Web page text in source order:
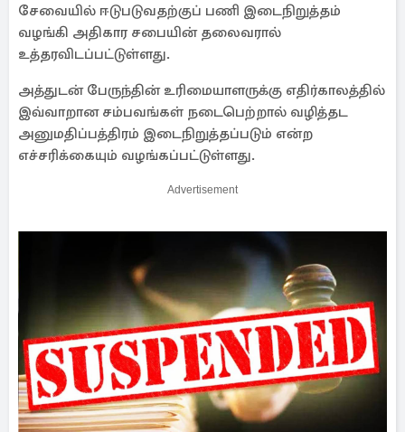
சேவையில் ஈடுபடுவதற்குப் பணி இடைநிறுத்தம்
வழங்கி அதிகார சபையின் தலைவரால்
உத்தரவிடப்பட்டுள்ளது.
அத்துடன் பேருந்தின் உரிமையாளருக்கு எதிர்காலத்தில்
இவ்வாறான சம்பவங்கள் நடைபெற்றால் வழித்தட
அனுமதிப்பத்திரம் இடைநிறுத்தப்படும் என்ற
எச்சரிக்கையும் வழங்கப்பட்டுள்ளது.
Advertisement